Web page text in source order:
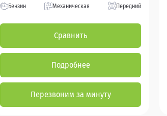
Бензин Механическая Передний
Сравнить
Подробнее
Перезвоним за минуту